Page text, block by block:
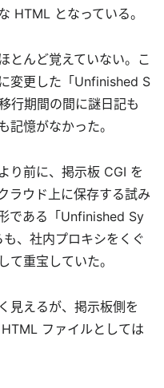
HTML となっている。
とんど覚えていない。こ
変更した「Unfinished S
行期間の間に謎日記も
記憶がなかった。
り前に、掲示板 CGI を
ラウド上に保存する試み
である「Unfinished Sy
、社内プロキシをくぐ
て重宝していた。
見えるが、掲示板側を
ファイルとしては